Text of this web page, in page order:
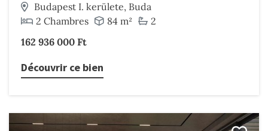
Budapest I. kerülete, Buda
2 Chambres
84 m²
2
162 936 000 Ft
Découvrir ce bien